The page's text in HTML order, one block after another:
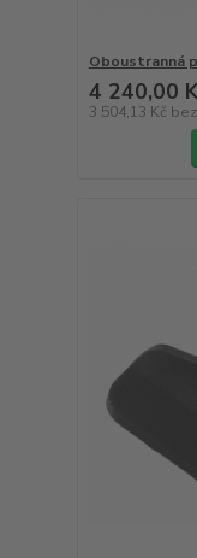
Oboustranná
4 240,00
3 504,13 Kč